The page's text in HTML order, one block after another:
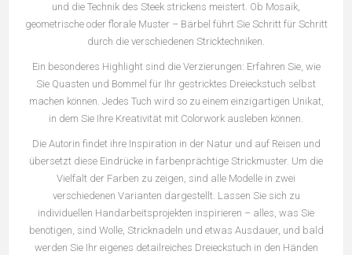
und die Technik des Steek strickens meistert. Ob Mosaik,
geometrische oder florale Muster – Bärbel führt Sie Schritt für Schritt
durch die verschiedenen Stricktechniken.
Ein besonderes Highlight sind die Verzierungen: Erfahren Sie, wie
Sie Quasten und Bommel für Ihr gestricktes Dreieckstuch selbst
machen können. Jedes Tuch wird so zu einem einzigartigen Unikat,
in dem Sie Ihre Kreativität mit Colorwork ausleben können.
Die Autorin findet ihre Inspiration in der Natur und auf Reisen und
übersetzt diese Eindrücke in farbenprächtige Strickmuster. Um die
Vielfalt der Farben zu zeigen, sind alle Modelle in zwei
verschiedenen Varianten dargestellt. Lassen Sie sich zu
individuellen Handarbeitsprojekten inspirieren – alles, was Sie
benötigen, sind Wolle, Stricknadeln und etwas Ausdauer, und bald
werden Sie Ihr eigenes detailreiches Dreieckstuch in den Händen